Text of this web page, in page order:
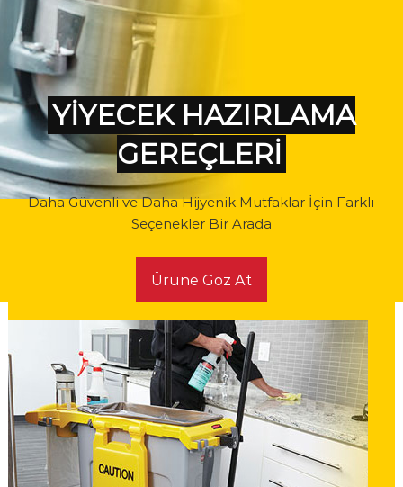
YİYECEK HAZIRLAMA
GEREÇLERİ
Daha Güvenli ve Daha Hijyenik Mutfaklar İçin Farklı
Seçenekler Bir Arada
Ürüne Göz At